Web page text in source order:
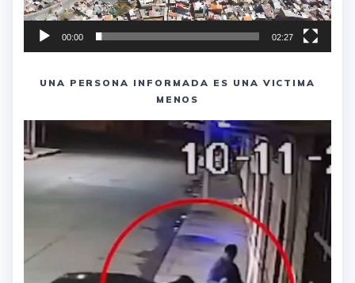
00:00 02:27
UNA PERSONA INFORMADA ES UNA VICTIMA
MENOS
Reproductor
de
vídeo